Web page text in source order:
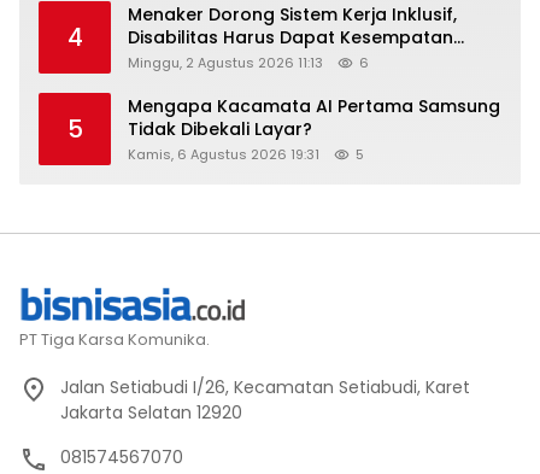
4
Menaker Dorong Sistem Kerja Inklusif,
Disabilitas Harus Dapat Kesempatan
Setara
Minggu, 2 Agustus 2026 11:13 6
5
Mengapa Kacamata AI Pertama Samsung
Tidak Dibekali Layar?
Kamis, 6 Agustus 2026 19:31 5
PT Tiga Karsa Komunika.
Jalan Setiabudi I/26, Kecamatan Setiabudi, Karet
Jakarta Selatan 12920
081574567070